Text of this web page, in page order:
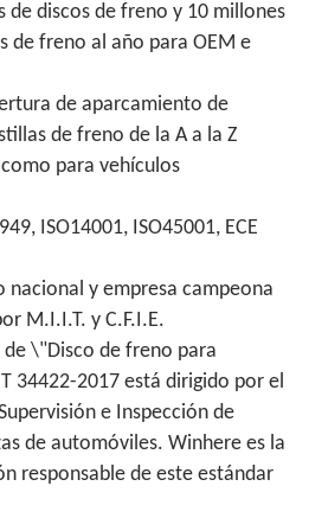
de discos de freno y 10 millones
de freno al año para OEM e
de aparcamiento de
de freno de la A a la Z
para vehículos
ISO14001, ISO45001, ECE
nacional y empresa campeona
M.I.I.T. y C.F.I.E.
\"Disco de freno para
34422-2017 está dirigido por el
e Inspección de
de automóviles. Winhere es la
responsable de este estándar